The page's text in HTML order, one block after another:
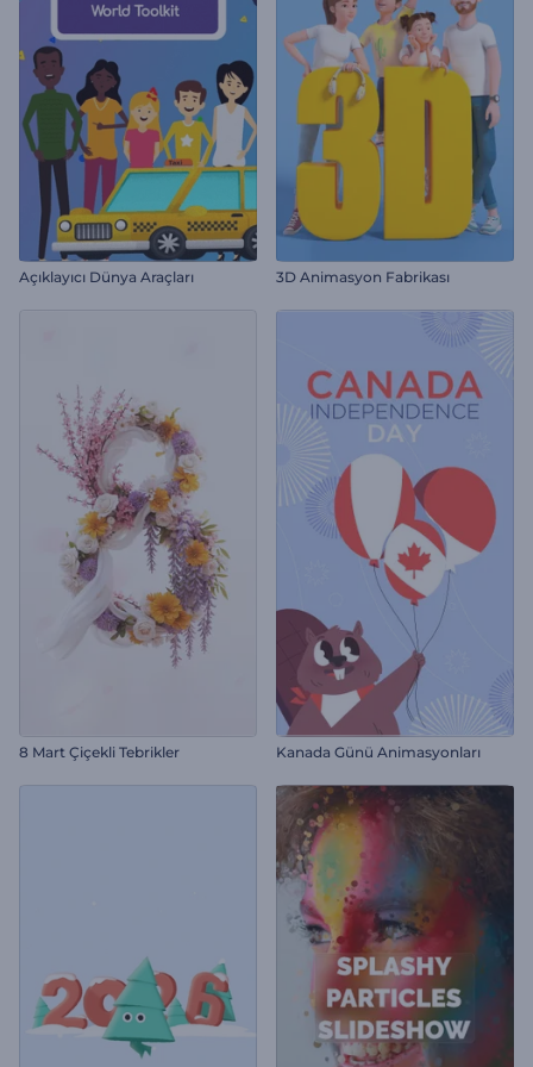
Açıklayıcı Dünya Araçları 3D Animasyon Fabrikası
8 Mart Çiçekli Tebrikler Kanada Günü Animasyonları